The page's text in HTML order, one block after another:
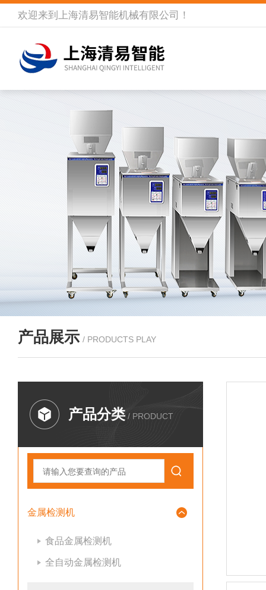
欢迎来到 上海清易智能机械有限公司 ！
产品展示 / PRODUCTS PLAY
产品分类 / PRODUCT
金属检测机
食品金属检测机
全自动金属检测机